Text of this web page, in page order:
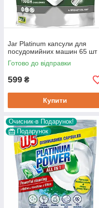
Jar Platinum капсули для
посудомийних машин 65 шт
Готово до відправки
599 ₴
Купити
Очисник-в Подарунок!
Подарунок